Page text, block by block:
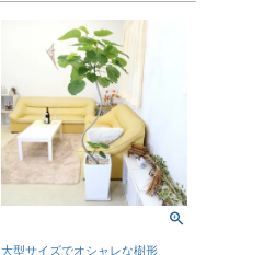
大型サイズでオシャレな樹形